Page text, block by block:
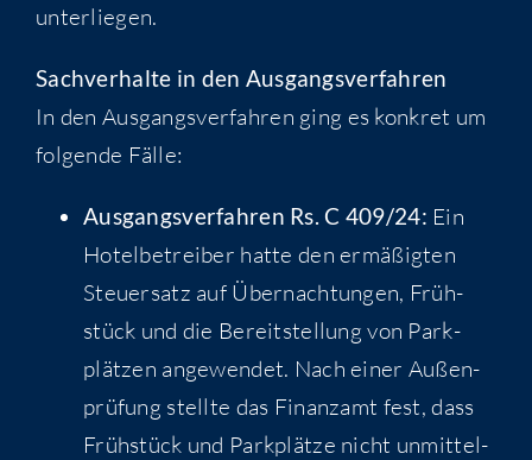
unterliegen.
Sach­ver­hal­te in den Aus­gangs­ver­fah­ren
In den Aus­gangs­ver­fah­ren ging es kon­kret um
fol­gen­de Fälle:
Aus­gangs­ver­fah­ren Rs. C 409/24: Ein
Hotel­be­trei­ber hat­te den ermä­ßig­ten
Steu­er­satz auf Über­nach­tun­gen, Früh­
stück und die Bereit­stel­lung von Park­
plät­zen ange­wen­det. Nach einer Außen­
prü­fung stell­te das Finanz­amt fest, dass
Früh­stück und Park­plät­ze nicht unmit­tel­